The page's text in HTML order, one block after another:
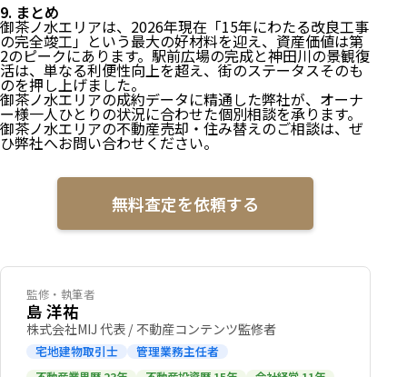
9. まとめ
御茶ノ水エリアは、2026年現在「15年にわたる改良工事
の完全竣工」という最大の好材料を迎え、資産価値は第
2のピークにあります。駅前広場の完成と神田川の景観復
活は、単なる利便性向上を超え、街のステータスそのも
のを押し上げました。
御茶ノ水エリアの成約データに精通した弊社が、オーナ
ー様一人ひとりの状況に合わせた個別相談を承ります。
御茶ノ水エリアの不動産売却・住み替えのご相談は、ぜ
ひ弊社へお問い合わせください。
無料査定を依頼する
監修・執筆者
島 洋祐
株式会社MIJ 代表 / 不動産コンテンツ監修者
宅地建物取引士 管理業務主任者